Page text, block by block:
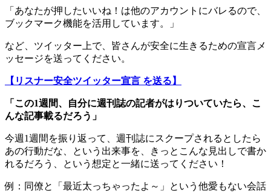
「あなたが押したいいね！は他のアカウントにバレるので、
ブックマーク機能を活用しています。」
など、ツイッター上で、皆さんが安全に生きるための宣言メ
ッセージを送ってください。
【リスナー安全ツイッター宣言 を送る】
「この1週間、自分に週刊誌の記者がはりついていたら、こ
んな記事載るだろう」
今週1週間を振り返って、週刊誌にスクープされるとしたら
あの行動だな、という出来事を、きっとこんな見出しで書か
れるだろう、という想定と一緒に送ってください！
例：同僚と「最近太っちゃったよ～」という他愛もない会話